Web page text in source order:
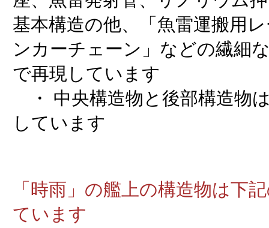
基本構造の他、「魚雷運搬用
ンカーチェーン」などの繊細
で再現しています
・ 中央構造物と後部構造物
しています
「時雨」の艦上の構造物は下
ています